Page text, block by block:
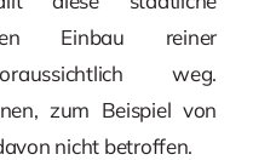
Einbau reiner
weg.
zum Beispiel von
nicht betroffen.